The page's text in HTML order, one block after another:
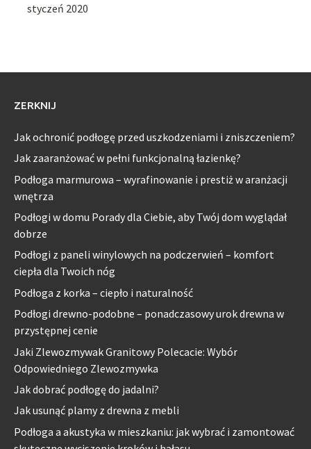
styczeń 2020
ZERKNIJ
Jak ochronić podłogę przed uszkodzeniami i zniszczeniem?
Jak zaaranżować w pełni funkcjonalną łazienkę?
Podłoga marmurowa – wyrafinowanie i prestiż w aranżacji
wnętrza
Podłogi w domu Porady dla Ciebie, aby Twój dom wyglądał
dobrze
Podłogi z paneli winylowych na podczerwień – komfort
ciepła dla Twoich nóg
Podłoga z korka – ciepło i naturalność
Podłogi drewno-podobne – ponadczasowy urok drewna w
przystępnej cenie
Jaki Zlewozmywak Granitowy Polecacie: Wybór
Odpowiedniego Zlewozmywka
Jak dobrać podłogę do jadalni?
Jak usunąć plamy z drewna z mebli
Podłoga a akustyka w mieszkaniu: jak wybrać i zamontować